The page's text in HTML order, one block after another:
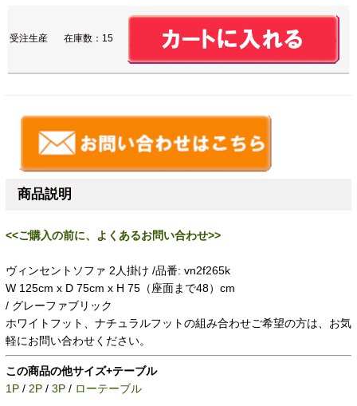
受注生産 在庫数：15
商品説明
<<ご購入の前に、よくあるお問い合わせ>>
ヴィンセントソファ 2人掛け /品番: vn2f265k
W 125cm x D 75cm x H 75（座面まで48）cm
/ グレーファブリック
ホワイトフット、ナチュラルフットの組み合わせご希望の方は、お気
軽にお問い合わせください。
この商品の他サイズ+テーブル
1P / 2P / 3P / ローテーブル